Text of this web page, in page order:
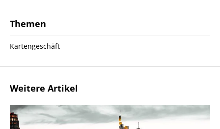
Themen
Kartengeschäft
Weitere Artikel